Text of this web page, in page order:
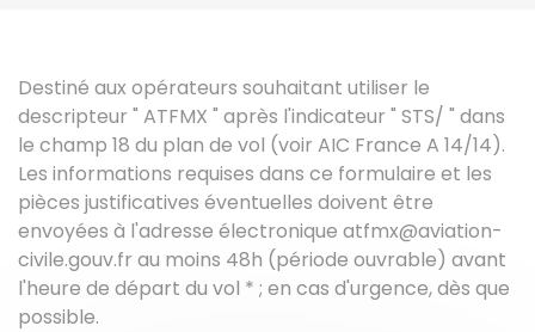
Destiné aux opérateurs souhaitant utiliser le
descripteur " ATFMX " après l'indicateur " STS/ " dans
le champ 18 du plan de vol (voir AIC France A 14/14).
Les informations requises dans ce formulaire et les
pièces justificatives éventuelles doivent être
envoyées à l'adresse électronique atfmx@aviation-
civile.gouv.fr au moins 48h (période ouvrable) avant
l'heure de départ du vol * ; en cas d'urgence, dès que
possible.